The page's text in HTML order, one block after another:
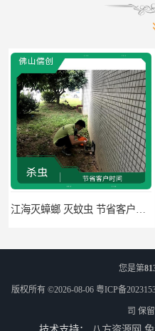
您是第
版权所有 ©2026-08-06 粤ICP备
司 保